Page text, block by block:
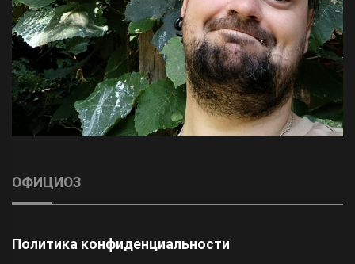
ОФИЦИОЗ
Политика конфиденциальности